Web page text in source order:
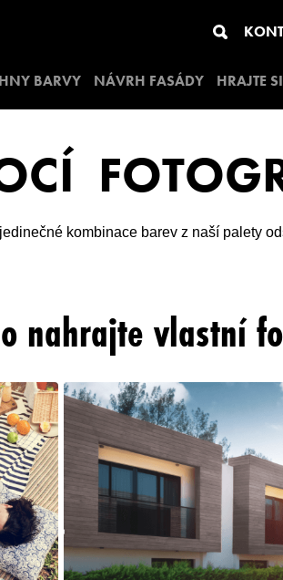
BARVY NÁVRH FASÁDY HRAJTE
kombinace barev z naší palety
nahrajte vlastní